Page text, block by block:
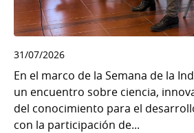
31/07/2026
En el marco de la Semana de la
un encuentro sobre ciencia,
del conocimiento para el
con la participación de...